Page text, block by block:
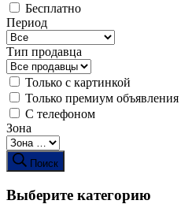
Бесплатно
Период
Тип продавца
Только с картинкой
Только премиум объявления
С телефоном
Зона
Поиск
Выберите категорию